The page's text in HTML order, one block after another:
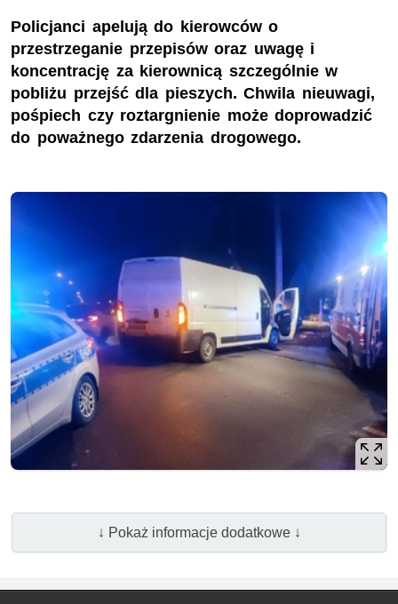
Policjanci apelują do kierowców o
przestrzeganie przepisów oraz uwagę i
koncentrację za kierownicą szczególnie w
pobliżu przejść dla pieszych. Chwila nieuwagi,
pośpiech czy roztargnienie może doprowadzić
do poważnego zdarzenia drogowego.
↓ Pokaż informacje dodatkowe ↓